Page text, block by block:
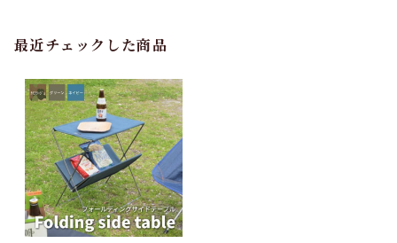
最近チェックした商品